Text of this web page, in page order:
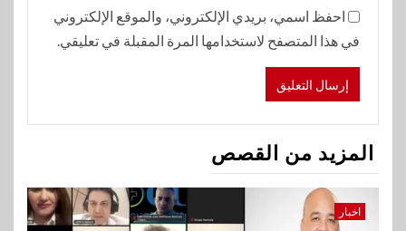
احفظ اسمي، بريدي الإلكتروني، والموقع الإلكتروني
في هذا المتصفح لاستخدامها المرة المقبلة في تعليقي.
المزيد من القصص
اخبار